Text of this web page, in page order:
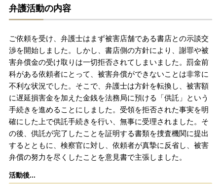
弁護活動の内容
ご依頼を受け、弁護士はまず被害店舗である書店との示談交
渉を開始しました。しかし、書店側の方針により、謝罪や被
害弁償金の受け取りは一切拒否されてしまいました。罰金前
科がある依頼者にとって、被害弁償ができないことは非常に
不利な状況でした。そこで、弁護士は方針を転換し、被害額
に遅延損害金を加えた金銭を法務局に預ける「供託」という
手続きを進めることにしました。受領を拒否された事実を明
確にした上で供託手続きを行い、無事に受理されました。そ
の後、供託が完了したことを証明する書類を捜査機関に提出
するとともに、検察官に対し、依頼者が真摯に反省し、被害
弁償の努力を尽くしたことを意見書で主張しました。
活動後...